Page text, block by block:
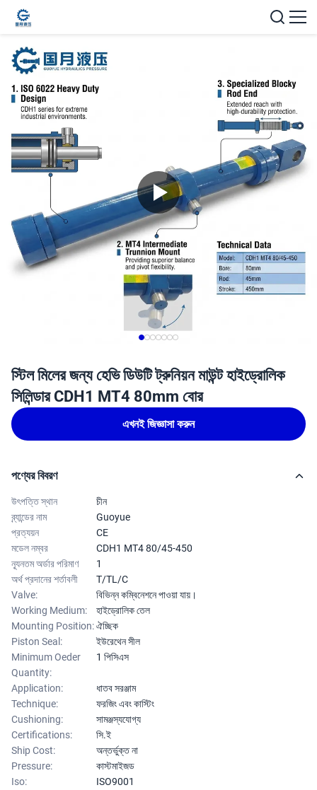
স্টিল মিলের জন্য হেভি ডিউটি ​​ট্রুনিয়ন মাউন্ট হাইড্রোলিক
সিলিন্ডার CDH1 MT4 80mm বোর
এখনই জিজ্ঞাসা করুন
পণ্যের বিবরণ
উৎপত্তি স্থান
চীন
ব্র্যান্ডের নাম
Guoyue
প্রত্যয়ন
CE
মডেল নম্বর
CDH1 MT4 80/45-450
ন্যূনতম অর্ডার পরিমাণ
1
অর্থ প্রদানের শর্তাবলী
T/TL/C
Valve:
বিভিন্ন কম্বিনেশনে পাওয়া যায়।
Working Medium:
হাইড্রোলিক তেল
Mounting Position:ঐচ্ছিক
Piston Seal:
ইউরেথেন সীল
Minimum Oeder
Quantity:
1 পিসিএস
Application:
ধাতব সরঞ্জাম
Technique:
ফরজিং এবং কাস্টিং
Cushioning:
সামঞ্জস্যযোগ্য
Certifications:
সি.ই
Ship Cost:
অন্তর্ভুক্ত না
Pressure:
কাস্টমাইজড
Iso:
ISO9001